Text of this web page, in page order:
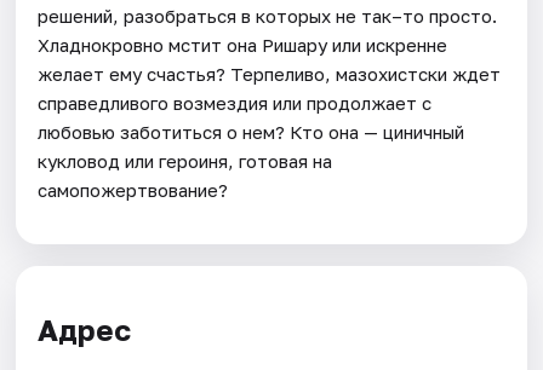
решений, разобраться в которых не так–то просто.
Хладнокровно мстит она Ришару или искренне
желает ему счастья? Терпеливо, мазохистски ждет
справедливого возмездия или продолжает с
любовью заботиться о нем? Кто она — циничный
кукловод или героиня, готовая на
самопожертвование?
Адрес